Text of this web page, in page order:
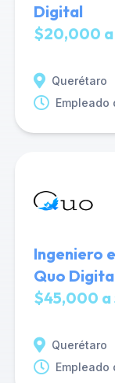
Digital
$20,000 a
Querétaro
Empleado
Ingeniero
Quo
$45,000 a
Querétaro
Empleado